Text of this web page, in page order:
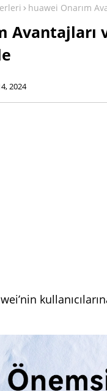
huawei Onarım
Avantajları
2024